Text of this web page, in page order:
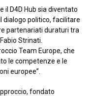
il D4D Hub sia diventato
politico, facilitare
partenariati duraturi tra
Strinati.
Team Europe, che
le competenze e le
europee”.
fondato